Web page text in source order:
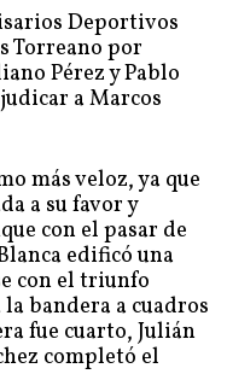
Deportivos
Torreano por
Pérez y Pablo
a Marcos
más veloz, ya que
a su favor y
con el pasar de
edificó una
con el triunfo
bandera a cuadros
fue cuarto, Julián
completó el